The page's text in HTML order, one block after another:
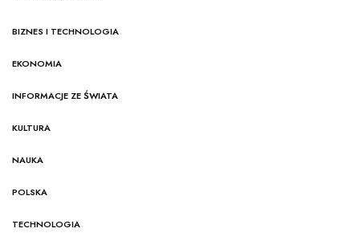
BIZNES I TECHNOLOGIA
EKONOMIA
INFORMACJE ZE ŚWIATA
KULTURA
NAUKA
POLSKA
TECHNOLOGIA